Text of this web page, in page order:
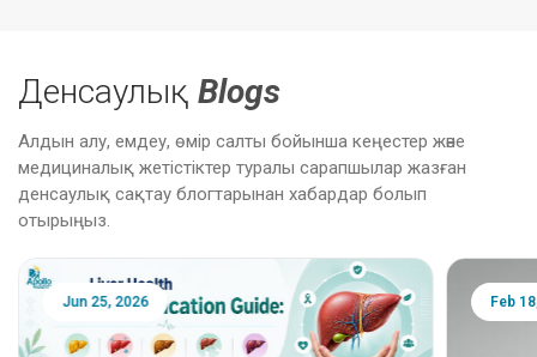
Денсаулық Blogs
Алдын алу, емдеу, өмір салты бойынша кеңестер және
медициналық жетістіктер туралы сарапшылар жазған
денсаулық сақтау блогтарынан хабардар болып
отырыңыз.
Jun 25, 2026 Feb